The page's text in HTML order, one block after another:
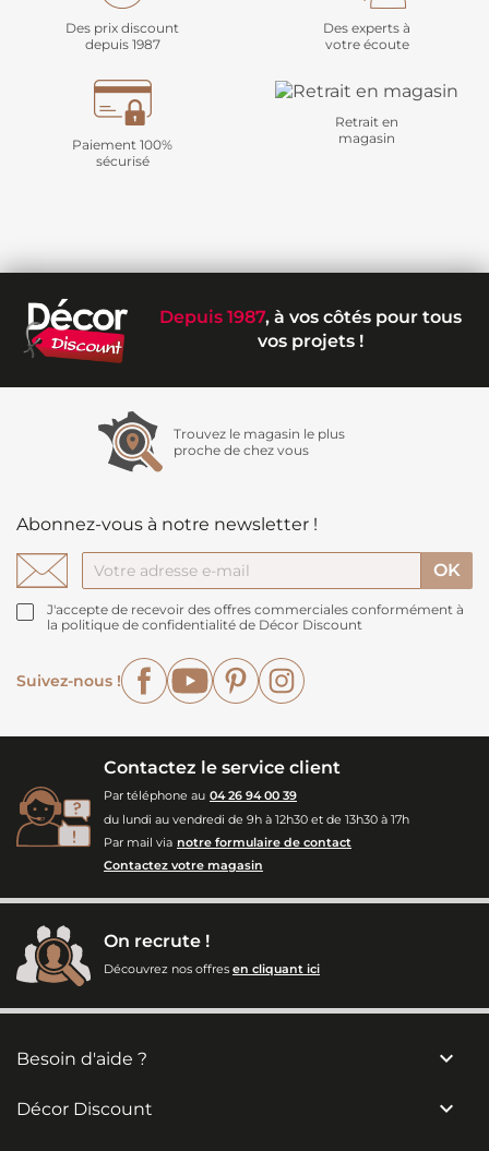
Des prix discount
depuis 1987
Des experts à
votre écoute
Paiement 100%
sécurisé
Retrait en
magasin
Depuis 1987, à vos côtés pour tous
vos projets !
Trouvez le magasin le plus
proche de chez vous
Abonnez-vous à notre newsletter !
J'accepte de recevoir des offres commerciales conformément à
la politique de confidentialité de Décor Discount
Suivez-nous !
FacebookYouTubePinterest
Contactez le service client
Par téléphone au 04 26 94 00 39
du lundi au vendredi de 9h à 12h30 et de 13h30 à 17h
Par mail via notre formulaire de contact
Contactez votre magasin
On recrute !
Découvrez nos offres en cliquant ici
Besoin d'aide ? 
Décor Discount 